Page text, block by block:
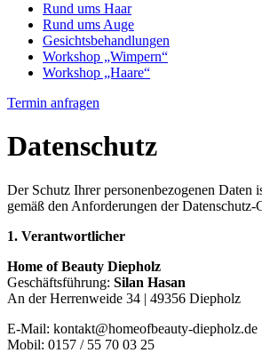
Rund ums Haar
Rund ums Auge
Gesichtsbehandlungen
Workshop „Wimpern“
Workshop „Haare“
Termin anfragen
Datenschutz
Der Schutz Ihrer personenbezogenen
gemäß den Anforderungen der
1. Verantwortlicher
Home of Beauty Diepholz
Geschäftsführung: Silan Hasan
An der Herrenweide 34 | 49356 Diepholz
E-Mail: kontakt@homeofbeauty-diepholz.de
Mobil: 0157 / 55 70 03 25